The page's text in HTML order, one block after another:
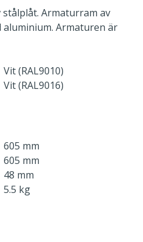
Armaturram av
Armaturen är
Vit (RAL9010)
Vit (RAL9016)
605 mm
605 mm
48 mm
5.5 kg